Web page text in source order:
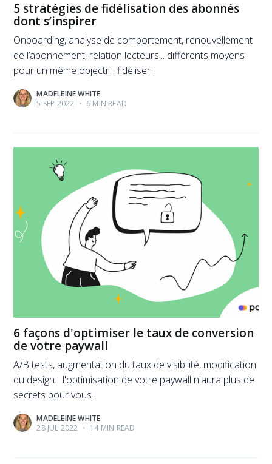
5 stratégies de fidélisation des abonnés
dont s’inspirer
Onboarding, analyse de comportement, renouvellement
de l’abonnement, relation lecteurs... différents moyens
pour un même objectif : fidéliser !
MADELEINE WHITE
5 SEP 2022 • 6 MIN READ
6 façons d'optimiser le taux de conversion
de votre paywall
A/B tests, augmentation du taux de visibilité, modification
du design... l'optimisation de votre paywall n'aura plus de
secrets pour vous !
MADELEINE WHITE
28 JUL 2022 • 14 MIN READ